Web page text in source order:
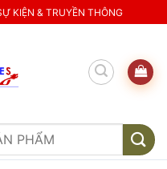
KIỆN & TRUYỀN THÔNG